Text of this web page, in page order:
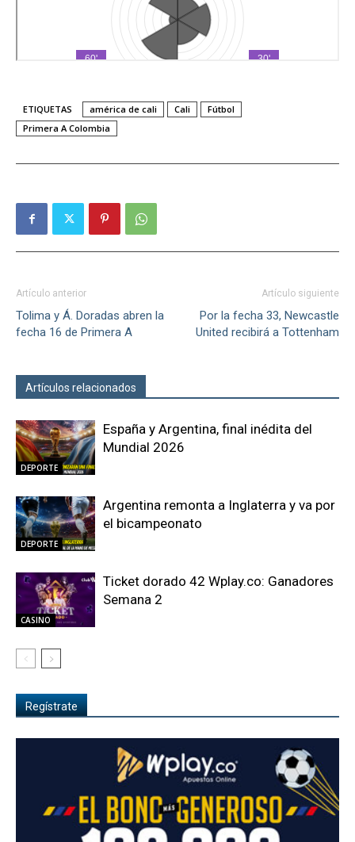
ETIQUETAS américa de cali Cali
Fútbol
Primera A Colombia
Artículo anterior
Tolima y Á. Doradas abren la
fecha 16 de Primera A
Artículo siguiente
Por la fecha 33, Newcastle
United recibirá a Tottenham
Artículos relacionados
DEPORTE
España y Argentina, final inédita del
Mundial 2026
DEPORTE
Argentina remonta a Inglaterra y va por
el bicampeonato
CASINO
Ticket dorado 42 Wplay.co: Ganadores
Semana 2
Regístrate